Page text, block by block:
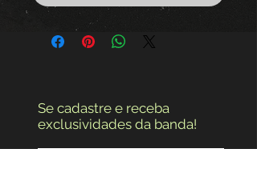
Se cadastre e receba
exclusividades da banda!